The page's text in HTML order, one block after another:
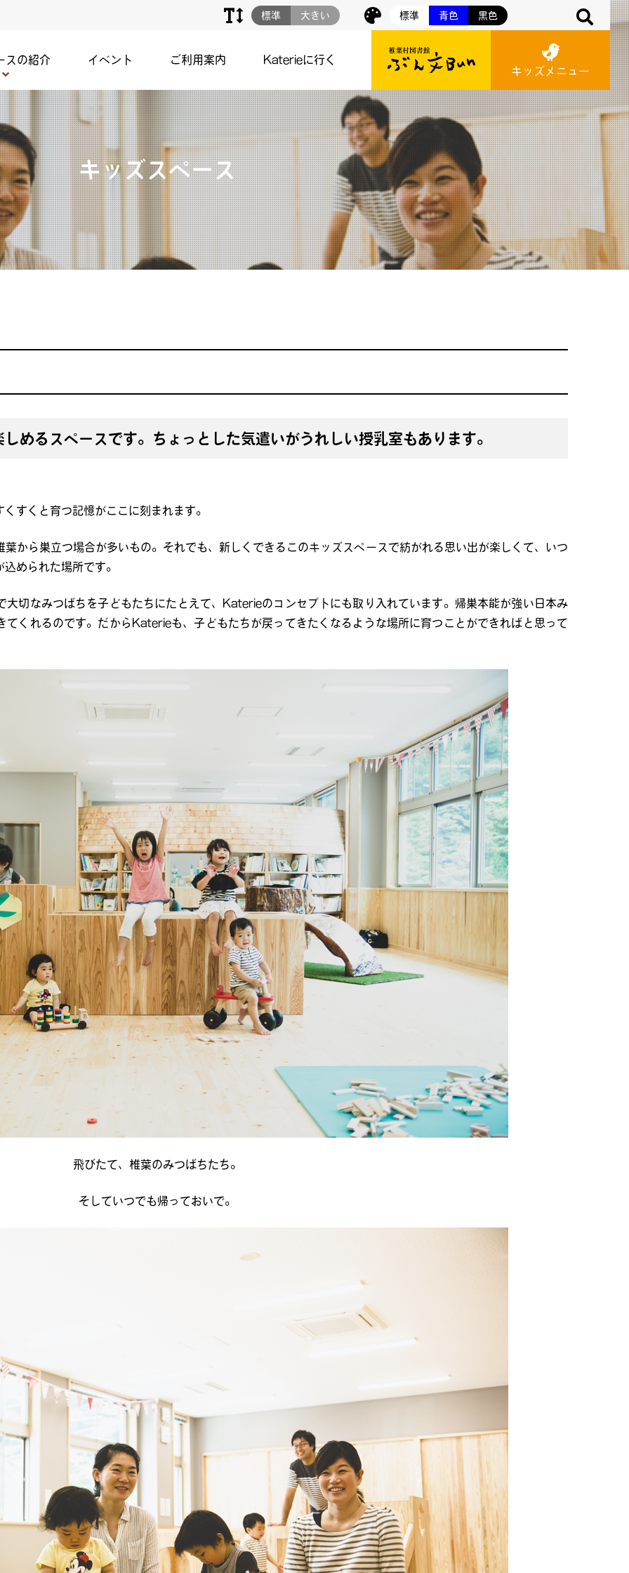
標準 青色 黒色
標準 大きい
スの紹介 イベント ご利用案内
Katerieに行く
キッズメニュー
キッズスペース
めるスペースです。ちょっとした気遣いがうれしい授乳室もあります。
すくと育つ記憶がここに刻まれます。
から巣立つ場合が多いもの。それでも、新しくできるこのキッズスペースで紡がれる思い出が楽しくて、いつ
められた場所です。
大切なみつばちを子どもたちにたとえて、Katerieのコンセプトにも取り入れています。帰巣本能が強い日本み
てくれるのです。だからKaterieも、子どもたちが戻ってきたくなるような場所に育つことができればと思って
飛びたて、椎葉のみつばちたち。
そしていつでも帰っておいで。